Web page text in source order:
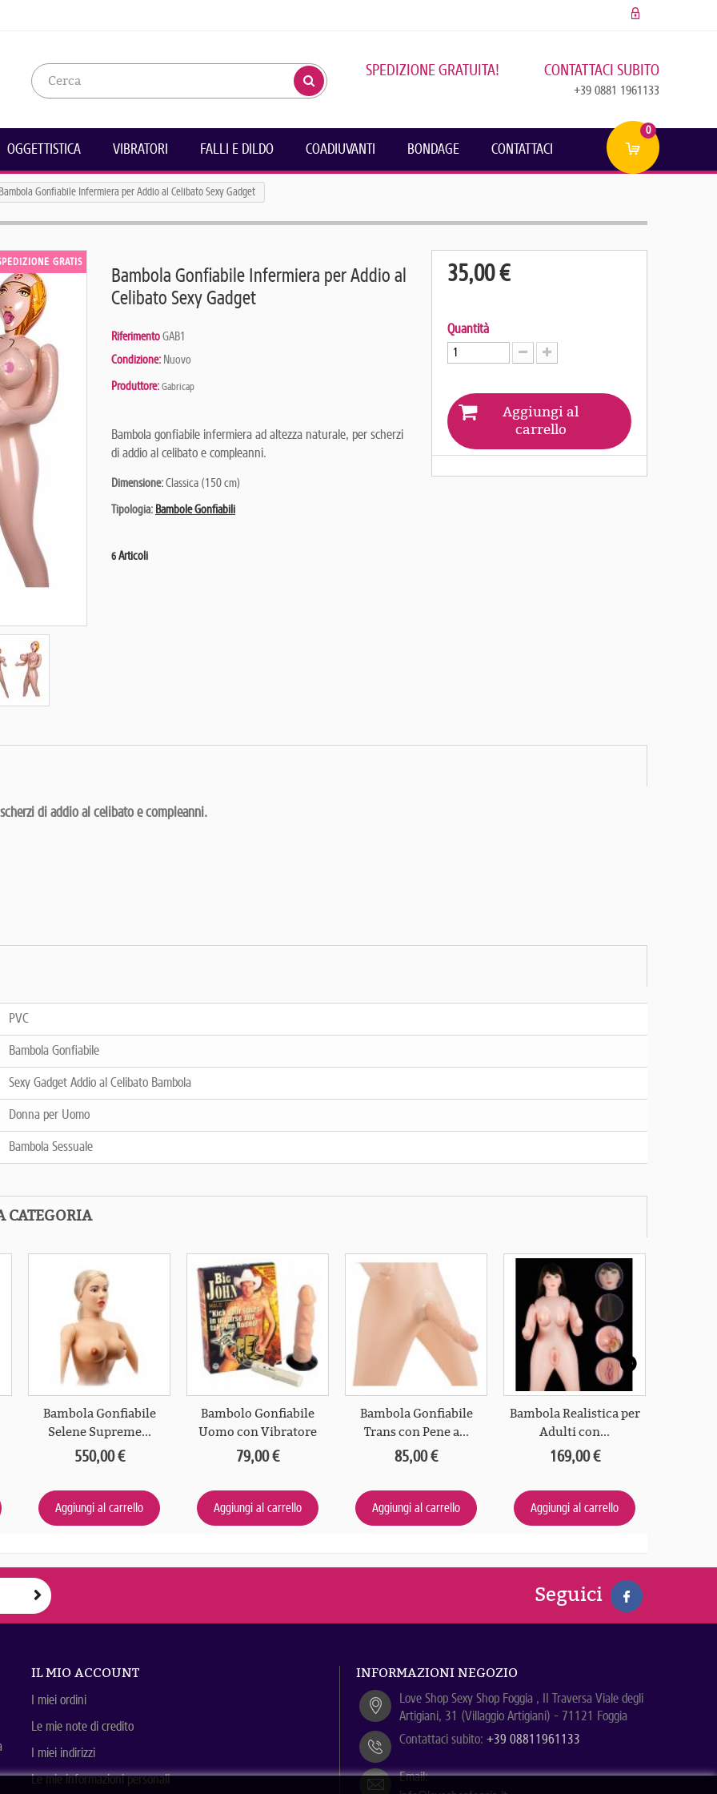
SPEDIZIONE GRATUITA! CONTATTACI SUBITO
+39 0881 1961133
0
OGGETTISTICA VIBRATORI FALLI E DILDO COADIUVANTI BONDAGE CONTATTACI
Gonfiabile Infermiera per Addio al Celibato Sexy Gadget
GRATIS
Bambola Gonfiabile Infermiera per Addio al
Celibato Sexy Gadget
RiferimentoGAB1
Condizione: Nuovo
Produttore:Gabricap
Bambola gonfiabile infermiera ad altezza naturale, per scherzi
di addio al celibato e compleanni.
Dimensione:Classica (150 cm)
Tipologia: Bambole Gonfiabili
6Articoli
35,00 €
Quantità
Aggiungi al
carrello
di addio al celibato e compleanni.
PVC
Bambola Gonfiabile
Sexy Gadget Addio al Celibato Bambola
Donna per Uomo
Bambola Sessuale
CATEGORIA
Bambola Gonfiabile
Selene Supreme...
550,00 €
Aggiungi al carrello
Bambolo Gonfiabile
Uomo con Vibratore
79,00 €
Aggiungi al carrello
Bambola Gonfiabile
Trans con Pene a...
85,00 €
Aggiungi al carrello
Bambola Realistica per
Adulti con...
169,00 €
Aggiungi al carrello
Seguici
IL MIO ACCOUNT
I miei ordini
Le mie note di credito
I miei indirizzi
Le mie informazioni personali
INFORMAZIONI NEGOZIO
Love Shop Sexy Shop Foggia , II Traversa Viale degli
Artigiani, 31 (Villaggio Artigiani) - 71121 Foggia
Contattaci subito: +39 08811961133
Email: